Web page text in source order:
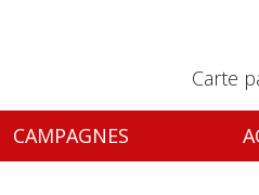
Carte
CAMPAGNES